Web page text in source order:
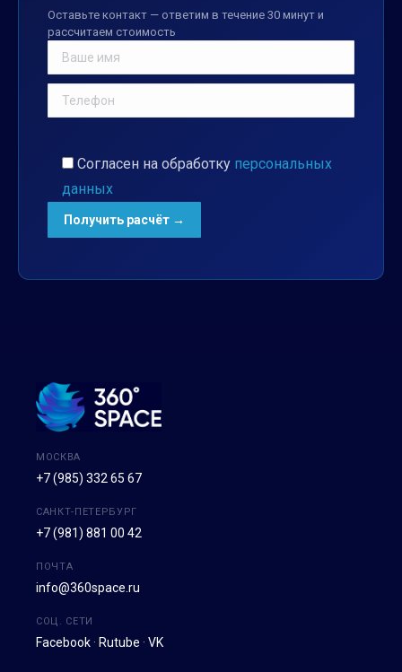
Оставьте контакт — ответим в течение 30 минут и
рассчитаем стоимость
Согласен на обработку персональных
данных
МОСКВА
+7 (985) 332 65 67
САНКТ-ПЕТЕРБУРГ
+7 (981) 881 00 42
ПОЧТА
info@360space.ru
СОЦ. СЕТИ
Facebook · Rutube · VK